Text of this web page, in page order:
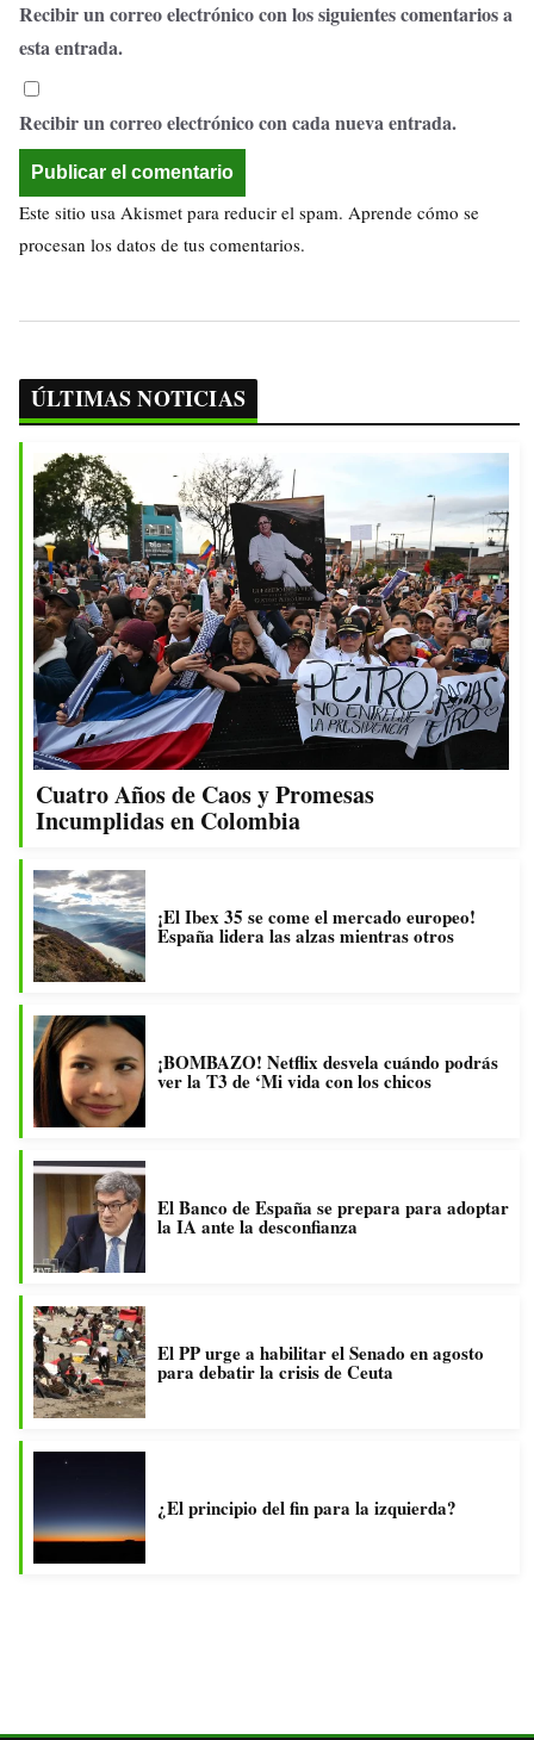
Recibir un correo electrónico con los siguientes comentarios a
esta entrada.
Recibir un correo electrónico con cada nueva entrada.
Este sitio usa Akismet para reducir el spam. Aprende cómo se
procesan los datos de tus comentarios.
ÚLTIMAS NOTICIAS
Cuatro Años de Caos y Promesas
Incumplidas en Colombia
¡El Ibex 35 se come el mercado europeo!
España lidera las alzas mientras otros
¡BOMBAZO! Netflix desvela cuándo podrás
ver la T3 de ‘Mi vida con los chicos
El Banco de España se prepara para adoptar
la IA ante la desconfianza
El PP urge a habilitar el Senado en agosto
para debatir la crisis de Ceuta
¿El principio del fin para la izquierda?